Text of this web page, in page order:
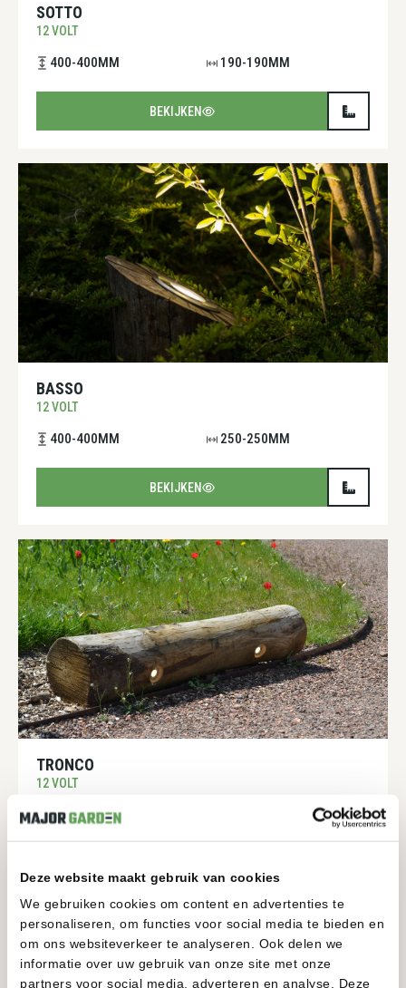
Deze website maakt gebruik van cookies
We gebruiken cookies om content en advertenties te
personaliseren, om functies voor social media te bieden en
om ons websiteverkeer te analyseren. Ook delen we
informatie over uw gebruik van onze site met onze
partners voor social media, adverteren en analyse. Deze
SOTTO
12 VOLT
400-400MM 190-190MM
BEKIJKEN
BASSO
12 VOLT
400-400MM 250-250MM
BEKIJKEN
TRONCO
12 VOLT
200-200MM